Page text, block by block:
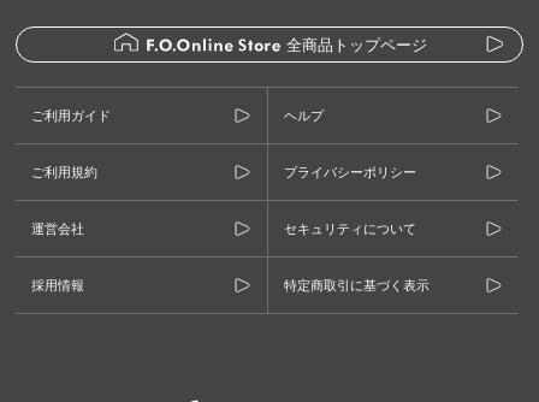
全商品トップページ
ご利用ガイド ヘルプ
ご利用規約 プライバシーポリシー
運営会社 セキュリティについて
採用情報 特定商取引に基づく表示